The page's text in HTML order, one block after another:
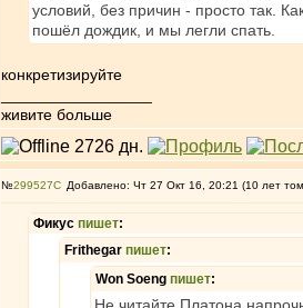
условий, без причин - просто так.
пошёл дождик, и мы легли спать.
конкретизируйте
живите больше
№299527 Добавлено: Чт 27 Окт 16, 20:21 (10 лет
Фикус пишет:
Frithegar пишет:
Won Soeng пишет: